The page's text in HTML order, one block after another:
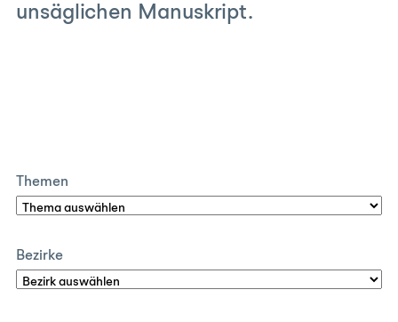
unsäglichen Manuskript.
Themen
Bezirke